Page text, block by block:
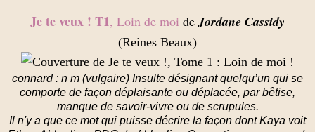
Je te veux ! T1, Loin de moi deJordane Cassidy
(Reines Beaux)
connard : n m (vulgaire) Insulte désignant quelqu’un qui se
comporte de façon déplaisante ou déplacée, par bêtise,
manque de savoir-vivre ou de scrupules.
Il n'y a que ce mot qui puisse décrire la façon dont Kaya voit